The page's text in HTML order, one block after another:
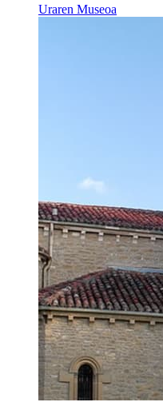
Uraren Museoa